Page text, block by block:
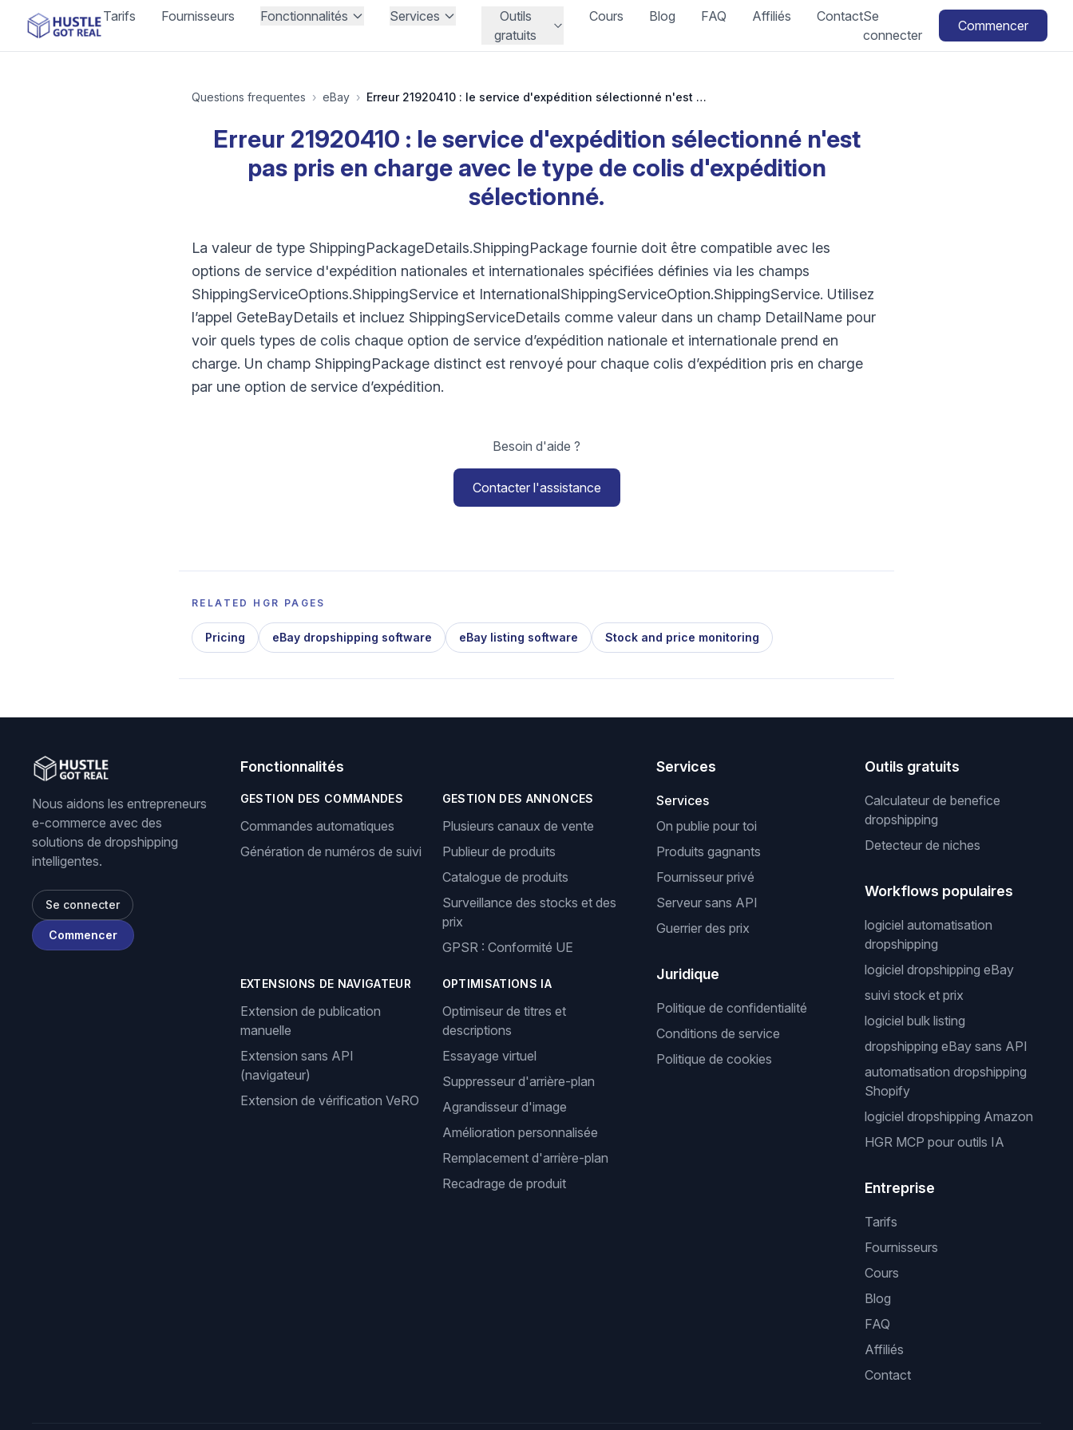
Tarifs Fournisseurs Fonctionnalités Services
Outils
gratuits
Cours Blog FAQ Affiliés ContactSe
connecter
Commencer
Questions frequentes › eBay › Erreur 21920410 : le service d'expédition sélectionné n'est pas pris en charge avec le type de colis d'expédition sélectionné.
Erreur 21920410 : le service d'expédition sélectionné n'est
pas pris en charge avec le type de colis d'expédition
sélectionné.
La valeur de type ShippingPackageDetails.ShippingPackage fournie doit être compatible avec les
options de service d'expédition nationales et internationales spécifiées définies via les champs
ShippingServiceOptions.ShippingService et InternationalShippingServiceOption.ShippingService. Utilisez
l’appel GeteBayDetails et incluez ShippingServiceDetails comme valeur dans un champ DetailName pour
voir quels types de colis chaque option de service d’expédition nationale et internationale prend en
charge. Un champ ShippingPackage distinct est renvoyé pour chaque colis d’expédition pris en charge
par une option de service d’expédition.
Besoin d'aide ?
Contacter l'assistance
RELATED HGR PAGES
Pricing eBay dropshipping software eBay listing software Stock and price monitoring
Nous aidons les entrepreneurs
e-commerce avec des
solutions de dropshipping
intelligentes.
Se connecter
Commencer
Fonctionnalités
GESTION DES COMMANDES
Commandes automatiques
Génération de numéros de suivi
GESTION DES ANNONCES
Plusieurs canaux de vente
Publieur de produits
Catalogue de produits
Surveillance des stocks et des
prix
GPSR : Conformité UE
EXTENSIONS DE NAVIGATEUR
Extension de publication
manuelle
Extension sans API
(navigateur)
Extension de vérification VeRO
OPTIMISATIONS IA
Optimiseur de titres et
descriptions
Essayage virtuel
Suppresseur d'arrière-plan
Agrandisseur d'image
Amélioration personnalisée
Remplacement d'arrière-plan
Recadrage de produit
Services
Services
On publie pour toi
Produits gagnants
Fournisseur privé
Serveur sans API
Guerrier des prix
Juridique
Politique de confidentialité
Conditions de service
Politique de cookies
Outils gratuits
Calculateur de benefice
dropshipping
Detecteur de niches
Workflows populaires
logiciel automatisation
dropshipping
logiciel dropshipping eBay
suivi stock et prix
logiciel bulk listing
dropshipping eBay sans API
automatisation dropshipping
Shopify
logiciel dropshipping Amazon
HGR MCP pour outils IA
Entreprise
Tarifs
Fournisseurs
Cours
Blog
FAQ
Affiliés
Contact